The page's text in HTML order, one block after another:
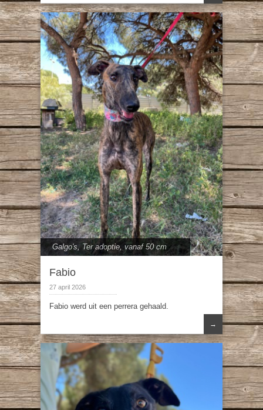
Galgo's , Ter adoptie, vanaf 50 cm
Fabio
27 april 2026
Fabio werd uit een perrera gehaald.
→